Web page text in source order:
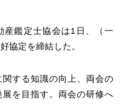
鑑定士協会は1日、（一
協定を締結した。
する知識の向上、両会の
を目指す。両会の研修へ